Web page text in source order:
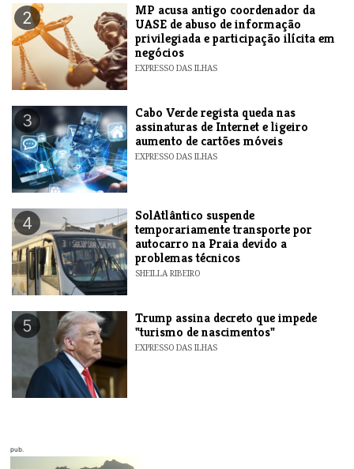
2
MP acusa antigo coordenador da
UASE de abuso de informação
privilegiada e participação ilícita em
negócios
EXPRESSO DAS ILHAS
3
Cabo Verde regista queda nas
assinaturas de Internet e ligeiro
aumento de cartões móveis
EXPRESSO DAS ILHAS
4
SolAtlântico suspende
temporariamente transporte por
autocarro na Praia devido a
problemas técnicos
SHEILLA RIBEIRO
5
Trump assina decreto que impede
"turismo de nascimentos"
EXPRESSO DAS ILHAS
pub.